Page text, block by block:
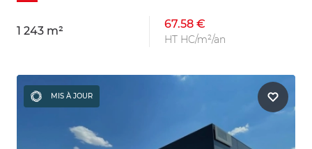
1 243 m²
67.58 €
HT HC/m²/an
MIS À JOUR